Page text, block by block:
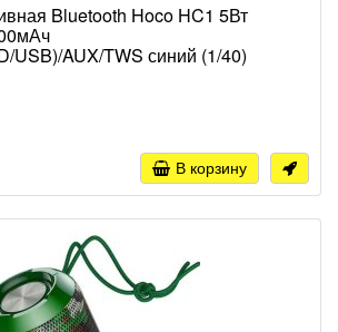
Bluetooth Hoco HC1 5Вт
USB)/AUX/TWS синий (1/40)
В корзину